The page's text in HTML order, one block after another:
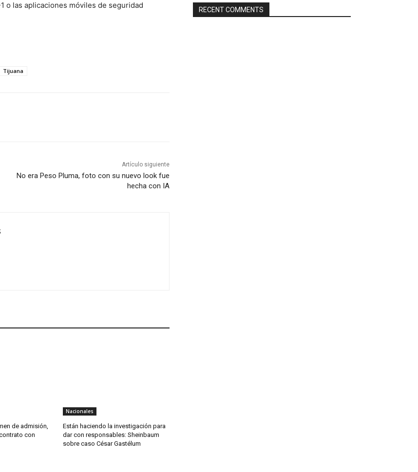
o las aplicaciones móviles de seguridad
Tijuana
Artículo siguiente
No era Peso Pluma, foto con su nuevo look fue
hecha con IA
de admisión,
con
Nacionales
Están haciendo la investigación para
dar con responsables: Sheinbaum
sobre caso César Gastélum
RECENT COMMENTS